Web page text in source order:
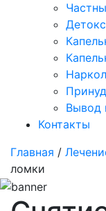
Вывод
Контакты
Главная /
ломки